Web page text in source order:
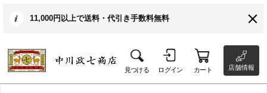
11,000円以上で送料・代引き手数料無料
見つける ログイン カート 店舗情報